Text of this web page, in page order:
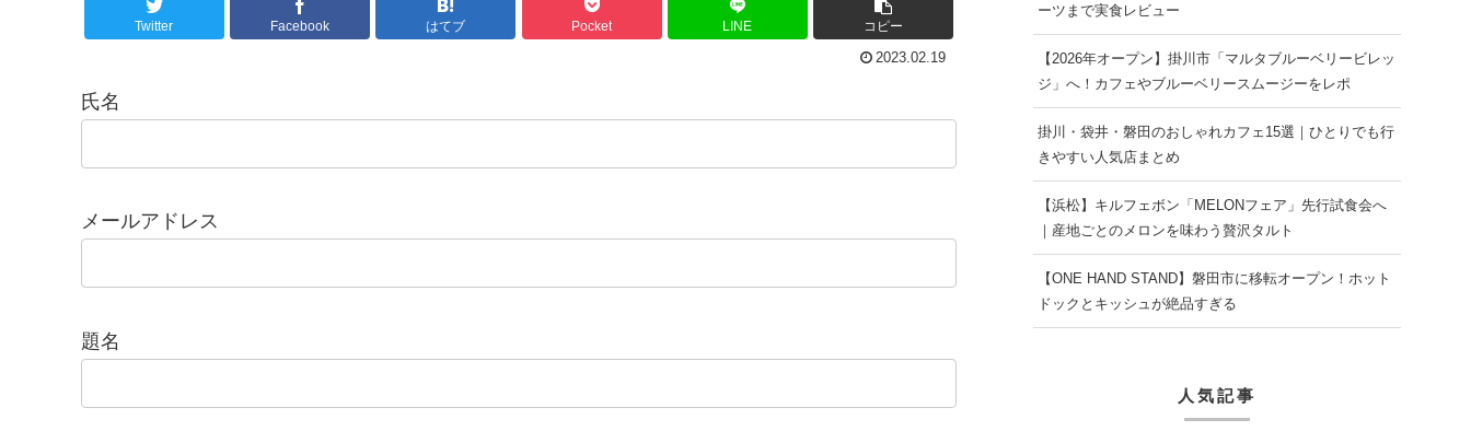
Twitter Facebook はてブ Pocket LINE コピー
2023.02.19
氏名
メールアドレス
題名
ーツまで実食レビュー
【2026年オープン】掛川市「マルタブルーベリービレッ
ジ」へ！カフェやブルーベリースムージーをレポ
掛川・袋井・磐田のおしゃれカフェ15選｜ひとりでも行
きやすい人気店まとめ
【浜松】キルフェボン「MELONフェア」先行試食会へ
｜産地ごとのメロンを味わう贅沢タルト
【ONE HAND STAND】磐田市に移転オープン！ホット
ドックとキッシュが絶品すぎる
人気記事